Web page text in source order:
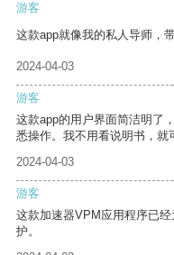
游客
这款app就像我的私人导师，
2024-04-03
游客
这款app的用户界面简洁明了
悉操作。我不用看说明书，就
2024-04-03
游客
这款加速器VPM应用程序已
护。